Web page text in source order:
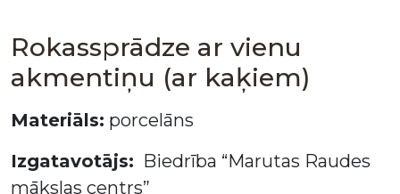
Rokassprādze ar vienu
akmentiņu (ar kaķiem)
Materiāls: porcelāns
Izgatavotājs: Biedrība “Marutas Raudes
mākslas centrs”